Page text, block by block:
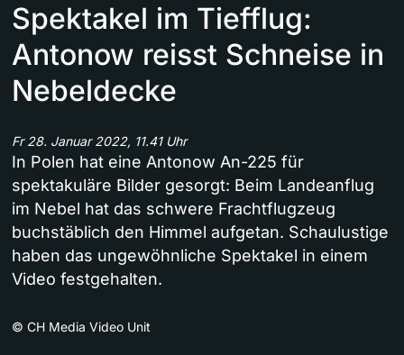
Spektakel im Tiefflug:
Antonow reisst Schneise in
Nebeldecke
Fr 28. Januar 2022, 11.41 Uhr
In Polen hat eine Antonow An-225 für
spektakuläre Bilder gesorgt: Beim Landeanflug
im Nebel hat das schwere Frachtflugzeug
buchstäblich den Himmel aufgetan. Schaulustige
haben das ungewöhnliche Spektakel in einem
Video festgehalten.
© CH Media Video Unit